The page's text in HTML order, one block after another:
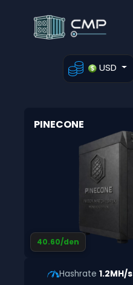
USD
40.60/den
PINECONE
Hashrate1.2MH/s